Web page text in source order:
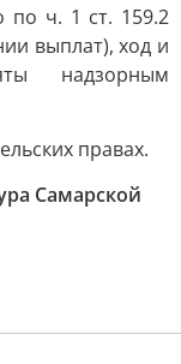
по ч. 1 ст. 159.2
выплат), ход и
надзорным
правах.
Самарской